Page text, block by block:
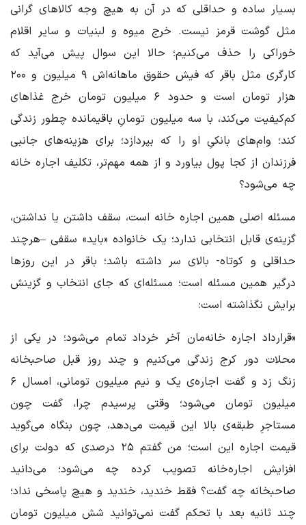
بسیار ساده و حداقلی که در آن به هیچ وجه کالاهای گرانی
مثل گوشت قرمز نیست. خرج میوه و لبنیات و سایر اقلام
خوراکی را حذف می‌کنیم؛ حالا این سوال پیش می‌آید که
کارگری مثل باقر که فیش حقوق ماهانه‌اش ۹ میلیون و ۲۰۰
هزار تومان است و حدود ۶ میلیون تومان خرج غذاهای
کم‌کیفیت می‌کند، با سه میلیون تومانِ باقیمانده چطور زندگی
کند؛ وام‌های بانکیِ او را که بپردازد؛ برای هزینه‌های جانبی
فرزندان از کجا پول بیاورد و از همه مهم‌تر، تکلیف اجاره خانه
چه می‌شود؟
مسئله اصلی همین اجاره خانه است، سقف داشتن یا نداشتن،
گزینه‌ی قابل انتخابی ندارد؛ یک خانواده «باید» سقفی –هرچند
حداقلی و کوتاه- بالای سر داشته باشد؛ باقر در این روزها
درگیر همین مسئله است؛ مسئله‌ای که جای انتخاب و گزینش
برایش نگذاشته است:
«قرارداد اجاره خانه‌مان آخر خرداد تمام می‌شود؛ در یکی از
محلات دور کرج زندگی می‌کنیم و چند روز قبل صاحبخانه
زنگ زد و گفت اجاره‌ی یک و نیم میلیون تومانی، امسال ۶
میلیون تومان می‌شود؛ وقتی پرسیدم چرا، گفت چون
مستاجرِ طبقه‌ی بالا این قیمت می‌دهد، چون بنگاه می‌گوید
قیمت اجاره این است؛ من گفتم ۲۵ درصدی که دولت برای
افزایش اجاره‌خانه تصویب کرده چه می‌شود؛ می‌دانید
صاحبخانه چه گفت؟ فقط خندید، خندید و هیچ پاسخی نداد؛
چند ثانیه بعد با تحکم گفت نمی‌توانید شش میلیون تومان